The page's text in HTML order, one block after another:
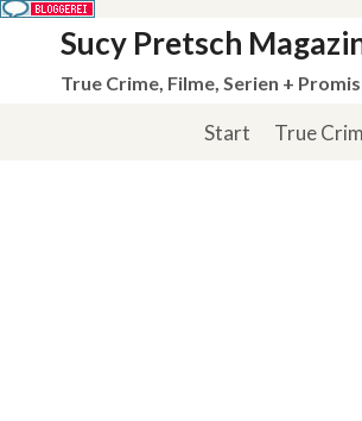
springen
Sucy Pretsch
True Crime, Filme, Serien + Promis
Start True